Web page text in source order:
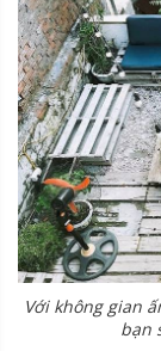
Với không gian
bạn